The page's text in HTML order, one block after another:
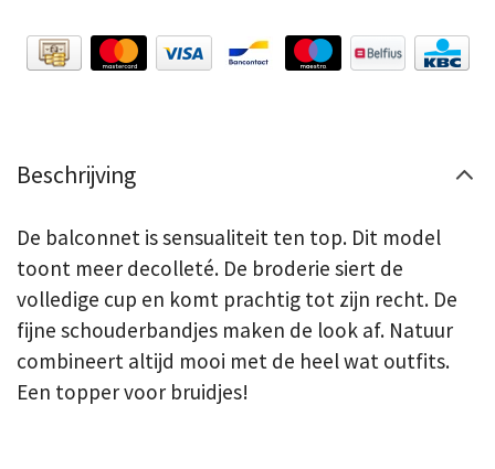
Beschrijving
De balconnet is sensualiteit ten top. Dit model
toont meer decolleté. De broderie siert de
volledige cup en komt prachtig tot zijn recht. De
fijne schouderbandjes maken de look af. Natuur
combineert altijd mooi met de heel wat outfits.
Een topper voor bruidjes!